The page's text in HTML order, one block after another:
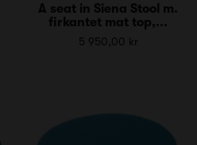
A seat in Siena Stool m.
firkantet mat top,...
5 950,00 kr